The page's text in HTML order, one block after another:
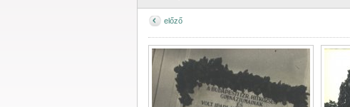
előző